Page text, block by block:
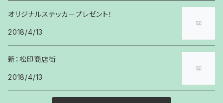
2010
オリジナルステッカープレゼント！
2018/4/13
新：松印商店街
2018/4/13